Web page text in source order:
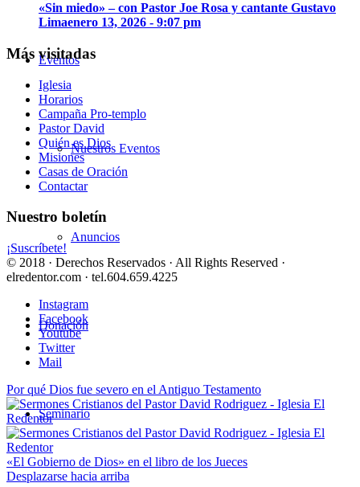
Eventos
Nuestros Eventos
Anuncios
Donación
Seminario
«Sin miedo» – con Pastor Joe Rosa y cantante Gustavo
Limaenero 13, 2026 - 9:07 pm
Más visitadas
Iglesia
Horarios
Campaña Pro-templo
Pastor David
Quién es Dios
Misiones
Casas de Oración
Contactar
Nuestro boletín
¡Suscríbete!
© 2018 · Derechos Reservados · All Rights Reserved ·
elredentor.com · tel.604.659.4225
Instagram
Facebook
Youtube
Twitter
Mail
Por qué Dios fue severo en el Antiguo Testamento
«El Gobierno de Dios» en el libro de los Jueces
Desplazarse hacia arriba